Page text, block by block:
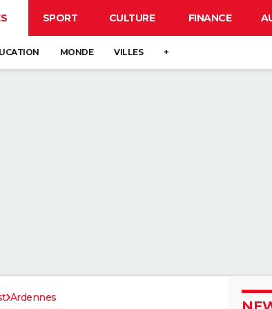
SPORT CULTURE FINANCE
MONDE VILLES +
Ardennes